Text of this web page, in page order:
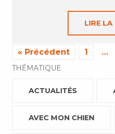
LIRE LA
« Précédent 1 …
THÉMATIQUE
ACTUALITÉS
AVEC MON CHIEN